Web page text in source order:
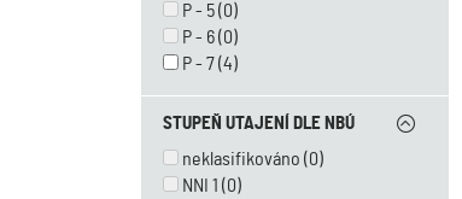
P - 5(0)
P - 6(0)
P - 7(4)
STUPEŇ UTAJENÍ DLE NBÚ
neklasifikováno (0)
NNI 1 (0)